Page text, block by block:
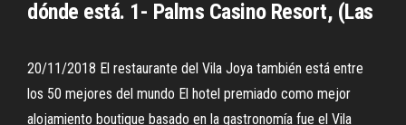
dónde está. 1- Palms Casino Resort, (Las
20/11/2018 El restaurante del Vila Joya también está entre
los 50 mejores del mundo El hotel premiado como mejor
alojamiento boutique basado en la gastronomía fue el Vila